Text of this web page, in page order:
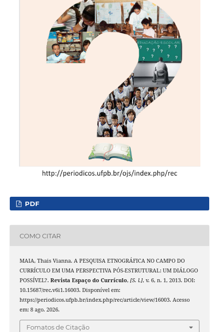
PDF
COMO CITAR
MAIA, Thais Vianna. A PESQUISA ETNOGRÁFICA NO CAMPO DO
CURRÍCULO EM UMA PERSPECTIVA PÓS-ESTRUTURAL: UM DIÁLOGO
POSSÍVEL?. Revista Espaço do Currículo, [S. l.], v. 6, n. 1, 2013. DOI:
10.15687/rec.v6i1.16003. Disponível em:
https://periodicos.ufpb.br/index.php/rec/article/view/16003. Acesso
em: 8 ago. 2026.
Fomatos de Citação